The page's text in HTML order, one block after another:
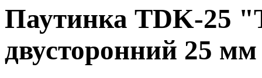
Паутинка TDK-25
двусторонний 25